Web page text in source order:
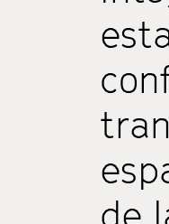
de